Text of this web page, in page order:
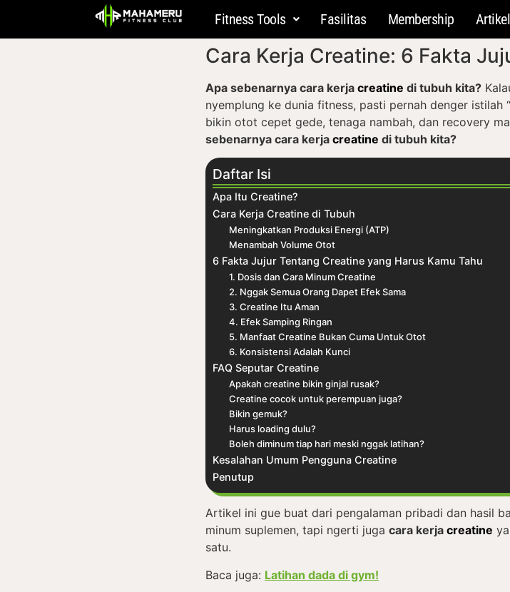
Fitness Tools Fasilitas Membership
Cara Kerja Creatine: 6 Fakta
Apa sebenarnya cara kerja creatine di tubuh kita?
nyemplung ke dunia fitness, pasti pernah denger istilah “
bikin otot cepet gede, tenaga nambah, dan recovery
sebenarnya cara kerja creatine di tubuh kita?
Daftar Isi
Apa Itu Creatine?
Cara Kerja Creatine di Tubuh
Meningkatkan Produksi Energi (ATP)
Menambah Volume Otot
6 Fakta Jujur Tentang Creatine yang Harus Kamu Tahu
1. Dosis dan Cara Minum Creatine
2. Nggak Semua Orang Dapet Efek Sama
3. Creatine Itu Aman
4. Efek Samping Ringan
5. Manfaat Creatine Bukan Cuma Untuk Otot
6. Konsistensi Adalah Kunci
FAQ Seputar Creatine
Apakah creatine bikin ginjal rusak?
Creatine cocok untuk perempuan juga?
Bikin gemuk?
Harus loading dulu?
Boleh diminum tiap hari meski nggak latihan?
Kesalahan Umum Pengguna Creatine
Penutup
Artikel ini gue buat dari pengalaman pribadi dan hasil
minum suplemen, tapi ngerti juga cara kerja creatine
satu.
Baca juga: Latihan dada di gym!